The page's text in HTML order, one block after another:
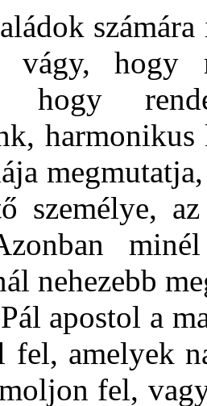
vágy, hogy
hogy
személye,
nehezebb
apostol a
fel, amelyek
fel,